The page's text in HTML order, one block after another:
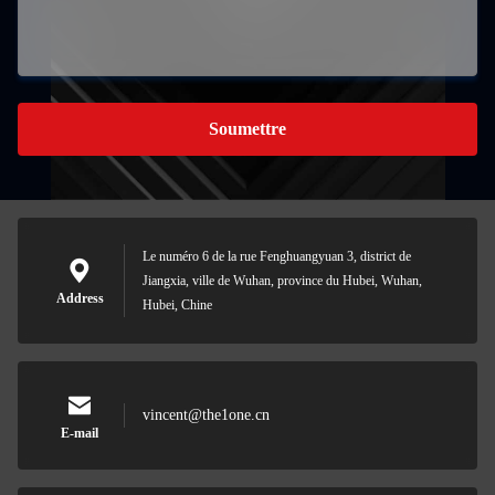
Soumettre
Address
Le numéro 6 de la rue Fenghuangyuan 3, district de
Jiangxia, ville de Wuhan, province du Hubei, Wuhan,
Hubei, Chine
E-mail
vincent@the1one.cn